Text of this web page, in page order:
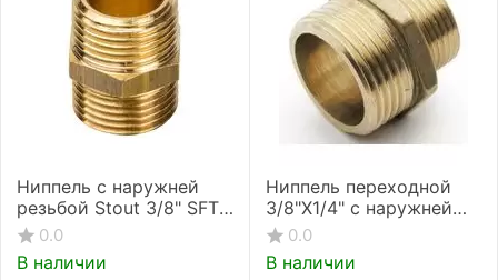
Ниппель с наружней
резьбой Stout 3/8" SFT-
0003-003838
0.0
В наличии
Ниппель переходной
3/8"X1/4" c наружней
резьбой Stout SFT-
0003-003814
0.0
В наличии